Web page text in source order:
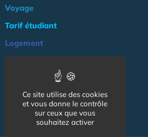
Voyage
Tarif étudiant
Logement
Association
NOS AUTRES SITES :
Ce site utilise des cookies
et vous donne le contrôle
sur ceux que vous
souhaitez activer